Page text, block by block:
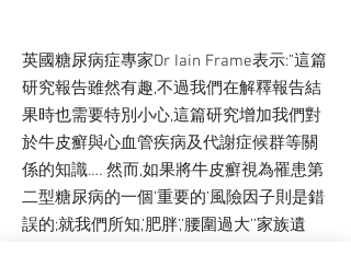
英國糖尿病症專家Dr Iain Frame表示:”這篇
研究報告雖然有趣,不過我們在解釋報告結
果時也需要特別小心,這篇研究增加我們對
於牛皮癬與心血管疾病及代謝症候群等關
係的知識…. 然而,如果將牛皮癬視為罹患第
二型糖尿病的一個’重要的’風險因子則是錯
誤的;就我們所知,’肥胖’,’腰圍過大’’家族遺